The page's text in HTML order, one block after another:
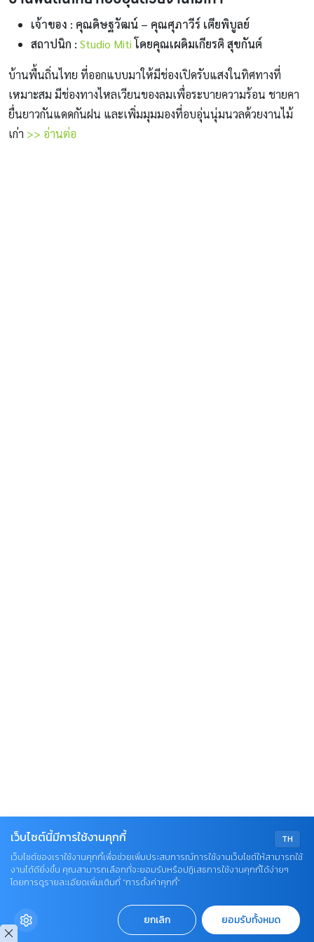
เจ้าของ : คุณดิษฐวัฒน์ – คุณศุภาวีร์ เตียพิบูลย์
สถาปนิก : Studio Mitiโดยคุณเผดิมเกียรติ สุขกันต์
บ้านพื้นถิ่นไทย ที่ออกแบบมาให้มีช่องเปิดรับแสงในทิศทางที่
เหมาะสม มีช่องทางไหลเวียนของลมเพื่อระบายความร้อน ชายคา
ยื่นยาวกันแดดกันฝน และเพิ่มมุมมองที่อบอุ่นนุ่มนวลด้วยงานไม้
เก่า >> อ่านต่อ
TH
เว็บไซต์นี้มีการใช้งานคุกกี้
เว็บไซต์ของเราใช้งานคุกกี้เพื่อช่วยเพิ่มประสบการณ์การใช้งานเว็บไซต์ให้สามารถใช้
งานได้ดียิ่งขึ้น คุณสามารถเลือกที่จะยอมรับหรือปฏิเสธการใช้งานคุกกี้ได้ง่ายๆ
โดยการดูรายละเอียดเพิ่มเติมที่ “การตั้งค่าคุกกี้”
ยกเลิก ยอมรับทั้งหมด